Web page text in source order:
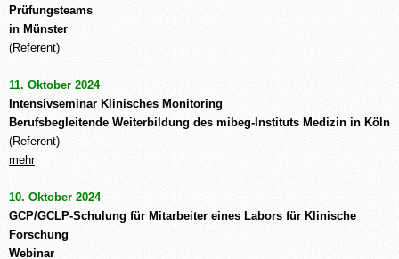
Prüfungsteams
in Münster
(Referent)
11. Oktober 2024
Intensivseminar Klinisches Monitoring
Berufsbegleitende Weiterbildung des mibeg-Instituts Medizin in Köln
(Referent)
mehr
10. Oktober 2024
GCP/GCLP-Schulung für Mitarbeiter eines Labors für Klinische
Forschung
Webinar